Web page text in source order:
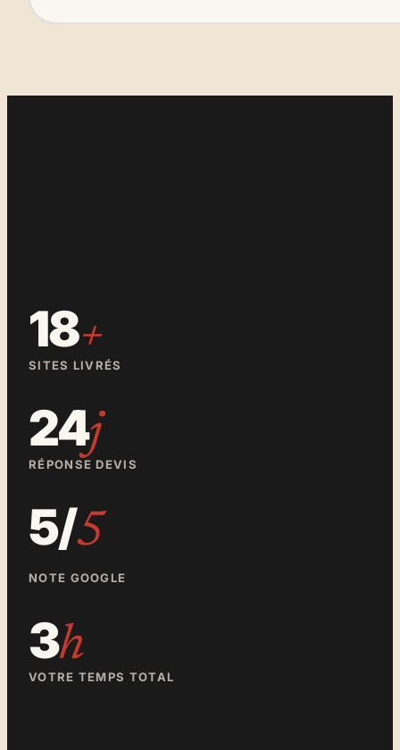
18+
SITES LIVRÉS
24j
RÉPONSE DEVIS
5/5
NOTE GOOGLE
3h
VOTRE TEMPS TOTAL